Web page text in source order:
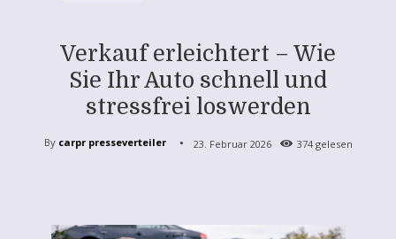
Verkauf erleichtert – Wie
Sie Ihr Auto schnell und
stressfrei loswerden
By carpr presseverteiler 23. Februar 2026 374gelesen